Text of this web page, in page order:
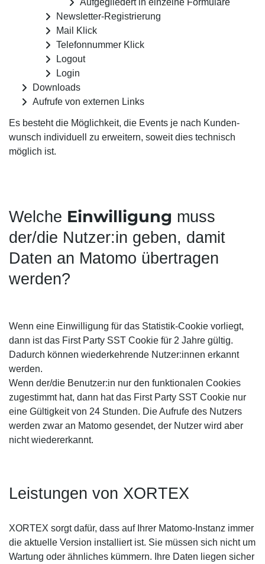
Aufgegliedert in einzelne Formulare
Newsletter-Registrierung
Mail Klick
Telefonnummer Klick
Logout
Login
Downloads
Aufrufe von externen Links
Es besteht die Möglichkeit, die Events je nach Kunden­
wunsch individuell zu erweitern, soweit dies technisch
möglich ist.
Welche Einwilligung muss
der/die Nutzer:in geben, damit
Daten an Matomo übertragen
werden?
Wenn eine Einwilligung für das Statistik-Cookie vorliegt,
dann ist das First Party SST Cookie für 2 Jahre gültig.
Dadurch können wieder­kehrende Nutzer:innen erkannt
werden.
Wenn der/die Benutzer:in nur den funktionalen Cookies
zugestimmt hat, dann hat das First Party SST Cookie nur
eine Gültigkeit von 24 Stunden. Die Aufrufe des Nutzers
werden zwar an Matomo gesendet, der Nutzer wird aber
nicht wiedererkannt.
Leistungen von XORTEX
XORTEX sorgt dafür, dass auf Ihrer Matomo-Instanz immer
die aktuelle Version installiert ist. Sie müssen sich nicht um
Wartung oder ähnliches kümmern. Ihre Daten liegen sicher